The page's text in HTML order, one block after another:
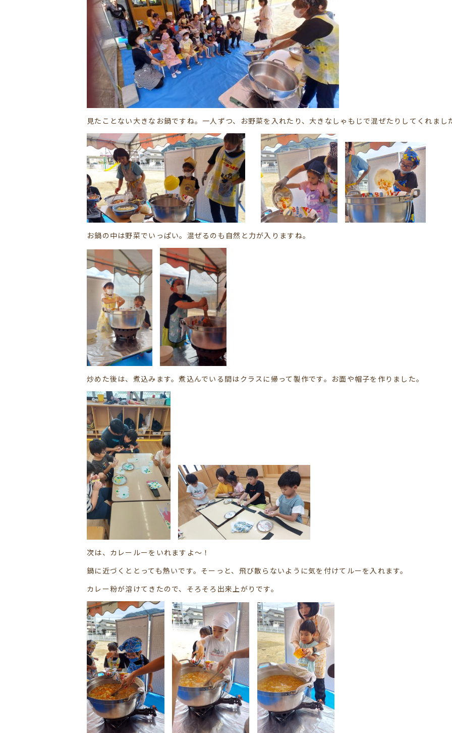
見たことない大きなお鍋ですね。一人ずつ、お野菜を入れたり、大きなしゃもじで混ぜたりしてくれまし
お鍋の中は野菜でいっぱい。混ぜるのも自然と力が入りますね。
炒めた後は、煮込みます。煮込んでいる間はクラスに帰って製作です。お面や帽子を作りました。
次は、カレールーをいれますよ～！
鍋に近づくととっても熱いです。そーっと、飛び散らないように気を付けてルーを入れます。
カレー粉が溶けてきたので、そろそろ出来上がりです。